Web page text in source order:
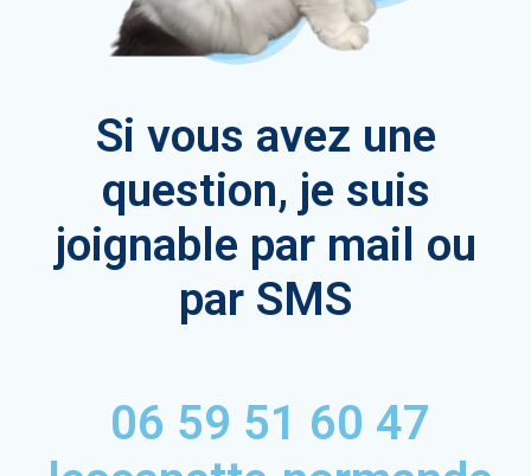
Si vous avez une
question, je suis
joignable par mail ou
par SMS
06 59 51 60 47